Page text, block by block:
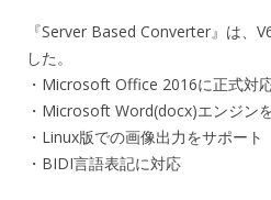
『Server Based Converter』は、
した。
・Microsoft Office 2016に正式対
・Microsoft Word(docx)エンジン
・Linux版での画像出力をサポート
・BIDI言語表記に対応